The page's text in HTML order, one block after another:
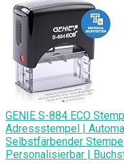
GENIE S-884 ECO
Adressstempel |
Selbstfärbender
Personalisierbar |